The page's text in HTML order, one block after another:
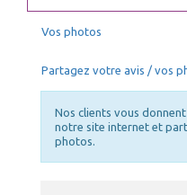
NETTOYANT PVC
39.00 € TTC livré
43.00 €
Ajout panier
Vos photos
Partagez votre avis / vos
Nos clients vous
notre site internet et
photos.